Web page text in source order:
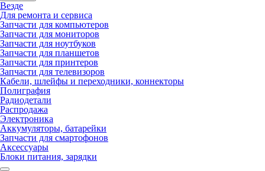
Везде
Для ремонта и сервиса
Запчасти для компьютеров
Запчасти для мониторов
Запчасти для ноутбуков
Запчасти для планшетов
Запчасти для принтеров
Запчасти для телевизоров
Кабели, шлейфы и переходники, коннекторы
Полиграфия
Радиодетали
Распродажа
Электроника
Аккумуляторы, батарейки
Запчасти для смартофонов
Аксессуары
Блоки питания, зарядки